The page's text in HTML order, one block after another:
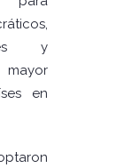
y
en